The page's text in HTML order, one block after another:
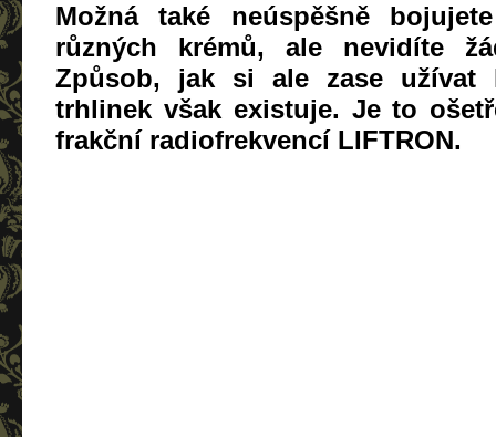
Možná také neúspěšně
různých krémů, ale nevidíte
Způsob, jak si ale zase užívat
trhlinek však existuje. Je to
frakční radiofrekvencí LIFTRON.